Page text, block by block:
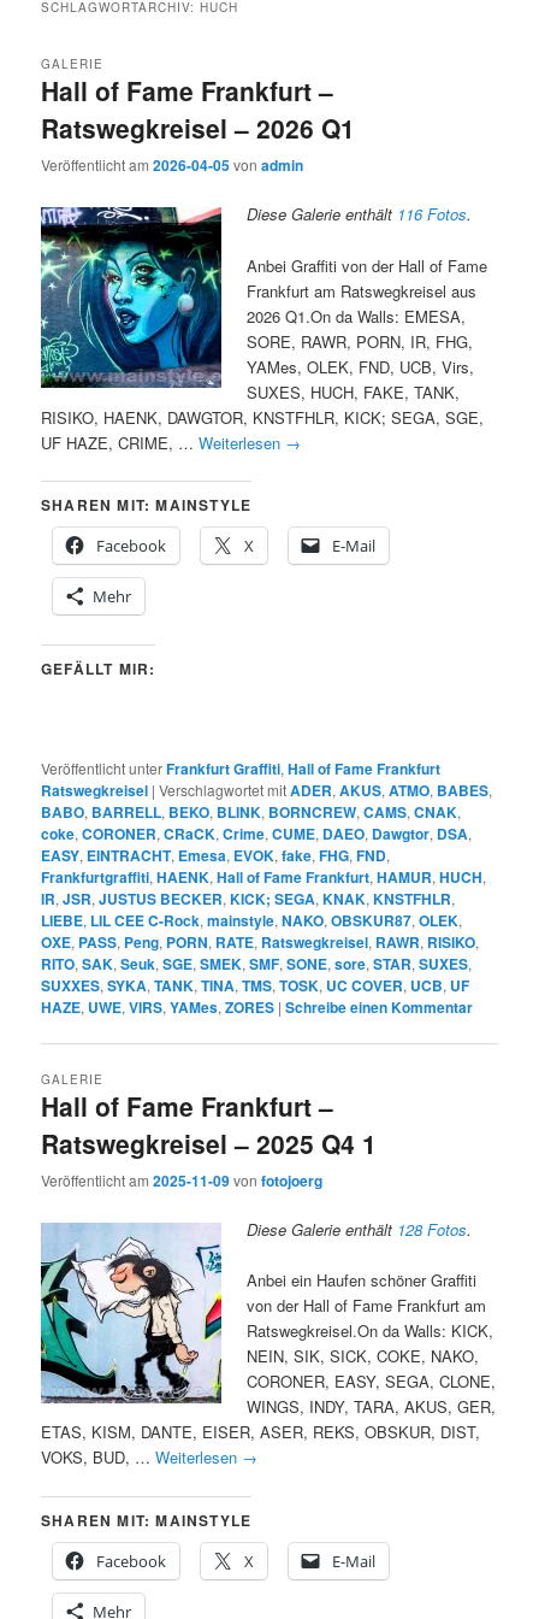
SCHLAGWORTARCHIV:HUCH
Hall of Fame Frankfurt –
Ratswegkreisel – 2026 Q1
GALERIE
Veröffentlicht am2026-04-05vonadmin
Diese Galerie enthält 116 Fotos.
Anbei Graffiti von der Hall of Fame
Frankfurt am Ratswegkreisel aus
2026 Q1.On da Walls: EMESA,
SORE, RAWR, PORN, IR, FHG,
YAMes, OLEK, FND, UCB, Virs,
SUXES, HUCH, FAKE, TANK,
RISIKO, HAENK, DAWGTOR, KNSTFHLR, KICK; SEGA, SGE,
UF HAZE, CRIME, …Weiterlesen →
SHAREN MIT: MAINSTYLE
Facebook
X E-Mail
Mehr
GEFÄLLT MIR:
Veröffentlicht unterFrankfurt Graffiti,Hall of Fame Frankfurt
Ratswegkreisel |Verschlagwortet mitADER,AKUS,ATMO, BABES,
BABO, BARRELL, BEKO, BLINK, BORNCREW,CAMS,CNAK,
coke,CORONER,CRaCK,Crime,CUME, DAEO, Dawgtor, DSA,
EASY, EINTRACHT, Emesa, EVOK,fake,FHG,FND,
Frankfurtgraffiti,HAENK,Hall of Fame Frankfurt,HAMUR,HUCH,
IR,JSR,JUSTUS BECKER,KICK; SEGA,KNAK,KNSTFHLR,
LIEBE, LIL CEE C-Rock,mainstyle,NAKO,OBSKUR87,OLEK,
OXE, PASS, Peng, PORN, RATE, Ratswegkreisel, RAWR, RISIKO,
RITO,SAK,Seuk,SGE,SMEK,SMF,SONE,sore,STAR,SUXES,
SUXXES,SYKA,TANK,TINA,TMS,TOSK, UC COVER, UCB, UF
HAZE, UWE,VIRS,YAMes,ZORES |Schreibe einen Kommentar
Hall of Fame Frankfurt –
Ratswegkreisel – 2025 Q4 1
GALERIE
Veröffentlicht am2025-11-09vonfotojoerg
Diese Galerie enthält 128 Fotos.
Anbei ein Haufen schöner Graffiti
von der Hall of Fame Frankfurt am
Ratswegkreisel.On da Walls: KICK,
NEIN, SIK, SICK, COKE, NAKO,
CORONER, EASY, SEGA, CLONE,
WINGS, INDY, TARA, AKUS, GER,
ETAS, KISM, DANTE, EISER, ASER, REKS, OBSKUR, DIST,
VOKS, BUD, …Weiterlesen →
SHAREN MIT: MAINSTYLE
Facebook
X E-Mail
Mehr